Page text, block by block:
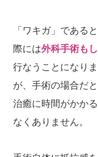
「ワキガ」である
際には外科手術も
行なうことになり
が、手術の場合だ
治癒に時間がかか
なくありません。